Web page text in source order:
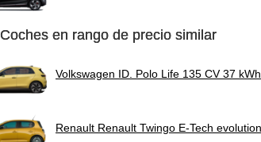
Coches en rango de precio similar
Volkswagen ID. Polo Life 135 CV 37 kWh
Renault Renault Twingo E-Tech